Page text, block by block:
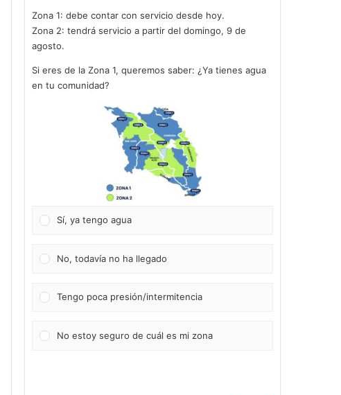
Zona 1: debe contar con servicio desde hoy.
Zona 2: tendrá servicio a partir del domingo, 9 de
agosto.
Si eres de la Zona 1, queremos saber: ¿Ya tienes agua
en tu comunidad?
Sí, ya tengo agua
No, todavía no ha llegado
Tengo poca presión/intermitencia
No estoy seguro de cuál es mi zona